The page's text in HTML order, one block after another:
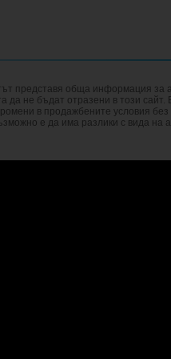
представя обща информация за
не бъдат отразени в този сайт.
в продажбените условия без
е да има разлики с вида